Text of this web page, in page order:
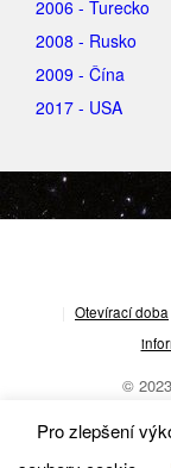
2006 - Turecko
2008 - Rusko
2009 - Čína
2017 - USA
Otevírací doba
©
Pro zlepšení